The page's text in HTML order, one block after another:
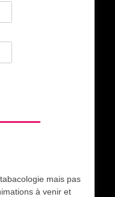
mais pas
à venir et